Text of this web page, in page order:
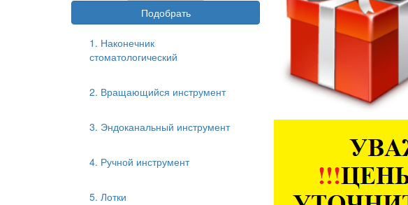
Подобрать
1. Наконечник
стоматологический
2. Вращающийся инструмент
3. Эндоканальный инструмент
4. Ручной инструмент
5. Лотки